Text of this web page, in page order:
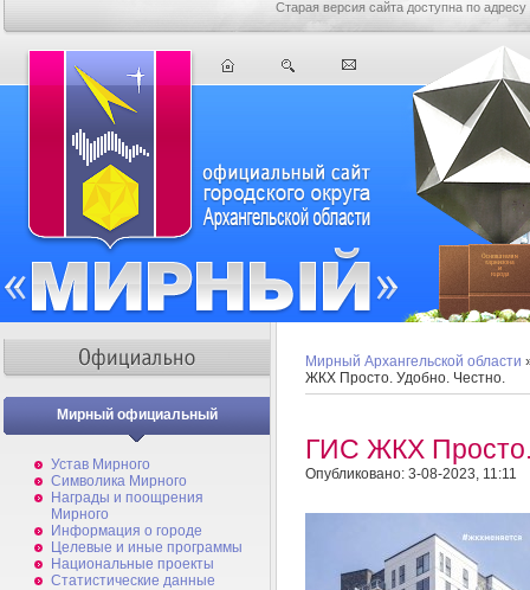
Старая версия сайта доступна по адресу
Мирный официальный
Устав Мирного
Символика Мирного
Награды и поощрения
Мирного
Информация о городе
Целевые и иные программы
Национальные проекты
Статистические данные
Мирный Архангельской области
ЖКХ Просто. Удобно. Честно.
ГИС ЖКХ
Опубликовано: 3-08-2023, 11:11